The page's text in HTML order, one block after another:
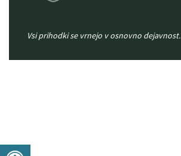
Vsi prihodki se vrnejo v osnovno dejavnost.